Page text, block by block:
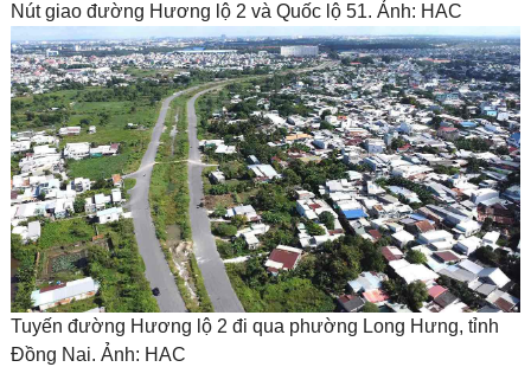
Nút giao đường Hương lộ 2 và Quốc lộ 51. Ảnh: HAC
Tuyến đường Hương lộ 2 đi qua phường Long Hưng, tỉnh
Đồng Nai. Ảnh: HAC